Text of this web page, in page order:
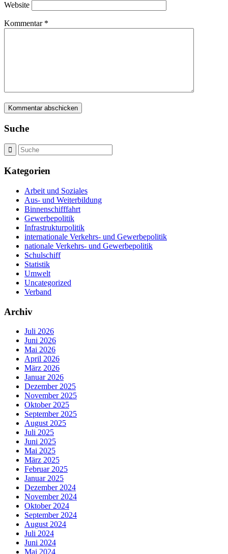
Website
Kommentar *
Suche
Kategorien
Arbeit und Soziales
Aus- und Weiterbildung
Binnenschifffahrt
Gewerbepolitik
Infrastrukturpolitik
internationale Verkehrs- und Gewerbepolitik
nationale Verkehrs- und Gewerbepolitik
Schulschiff
Statistik
Umwelt
Uncategorized
Verband
Archiv
Juli 2026
Juni 2026
Mai 2026
April 2026
März 2026
Januar 2026
Dezember 2025
November 2025
Oktober 2025
September 2025
August 2025
Juli 2025
Juni 2025
Mai 2025
März 2025
Februar 2025
Januar 2025
Dezember 2024
November 2024
Oktober 2024
September 2024
August 2024
Juli 2024
Juni 2024
Mai 2024